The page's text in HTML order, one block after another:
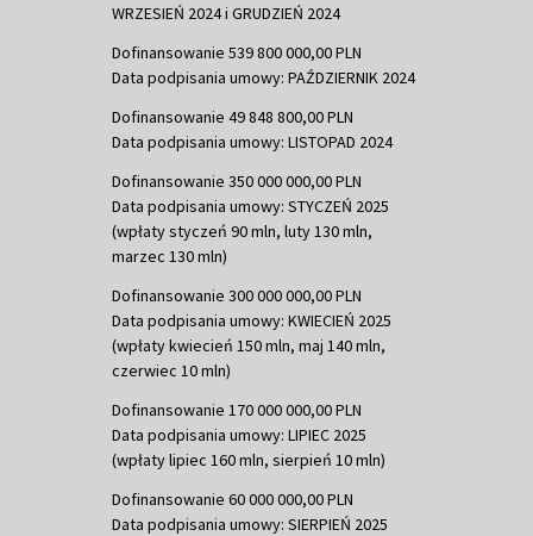
WRZESIEŃ 2024 i GRUDZIEŃ 2024
Dofinansowanie 539 800 000,00 PLN
Data podpisania umowy: PAŹDZIERNIK 2024
Dofinansowanie 49 848 800,00 PLN
Data podpisania umowy: LISTOPAD 2024
Dofinansowanie 350 000 000,00 PLN
Data podpisania umowy: STYCZEŃ 2025
(wpłaty styczeń 90 mln, luty 130 mln,
marzec 130 mln)
Dofinansowanie 300 000 000,00 PLN
Data podpisania umowy: KWIECIEŃ 2025
(wpłaty kwiecień 150 mln, maj 140 mln,
czerwiec 10 mln)
Dofinansowanie 170 000 000,00 PLN
Data podpisania umowy: LIPIEC 2025
(wpłaty lipiec 160 mln, sierpień 10 mln)
Dofinansowanie 60 000 000,00 PLN
Data podpisania umowy: SIERPIEŃ 2025